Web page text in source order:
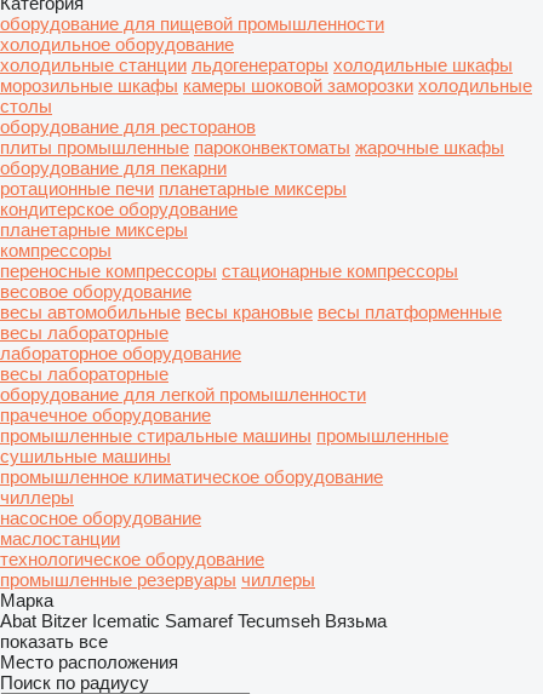
оборудование для пищевой промышленности
холодильное оборудование
холодильные станции льдогенераторы холодильные шкафы
морозильные шкафы камеры шоковой заморозки холодильные
столы
оборудование для ресторанов
плиты промышленные пароконвектоматы жарочные шкафы
оборудование для пекарни
ротационные печи планетарные миксеры
кондитерское оборудование
планетарные миксеры
компрессоры
переносные компрессоры стационарные компрессоры
весовое оборудование
весы автомобильные весы крановые весы платформенные
весы лабораторные
лабораторное оборудование
весы лабораторные
оборудование для легкой промышленности
прачечное оборудование
промышленные стиральные машины промышленные
сушильные машины
промышленное климатическое оборудование
чиллеры
насосное оборудование
маслостанции
технологическое оборудование
промышленные резервуары чиллеры
Марка
Abat Bitzer Icematic Samaref Tecumseh Вязьма
показать все
Место расположения
Поиск по радиусу